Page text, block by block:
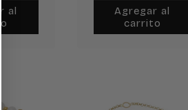
al
Agregar al
carrito